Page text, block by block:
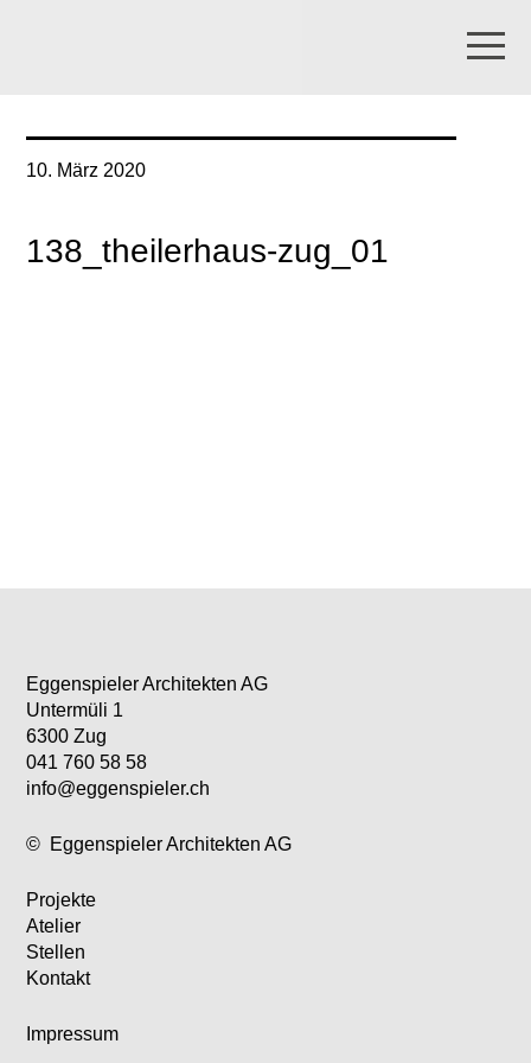
10. März 2020
138_theilerhaus-zug_01
Eggenspieler Architekten AG
Untermüli 1
6300 Zug
041 760 58 58
info@eggenspieler.ch
© Eggenspieler Architekten AG
Projekte
Atelier
Stellen
Kontakt
Impressum